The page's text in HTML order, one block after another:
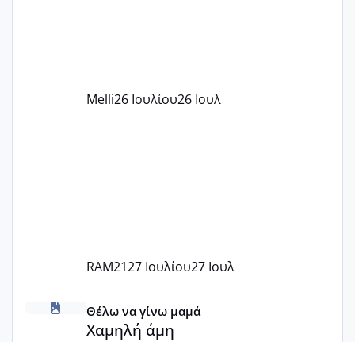
Εγώ πήγα σε έναν ιδιωτικό παιδικό στ
Melli26 Ιουλίου26 Ιουλ
RAM2127 Ιουλίου27 Ιουλ
Χαμηλή άμη
Θέλω να γίνω μαμά
Χαμηλή άμη